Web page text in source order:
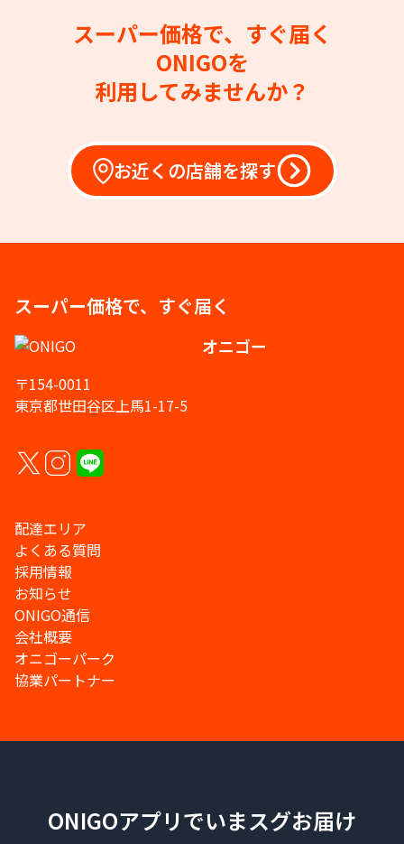
スーパー価格で、すぐ届く
ONIGOを
利用してみませんか？
お近くの店舗を探す
スーパー価格で、すぐ届く
オニゴー
〒154-0011
東京都世田谷区上馬1-17-5
配達エリア
よくある質問
採用情報
お知らせ
ONIGO通信
会社概要
オニゴーパーク
協業パートナー
ONIGOアプリでいまスグお届け